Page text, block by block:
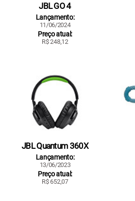
JBL GO 4
Lançamento:
11/06/2024
Preço atual:
R$ 248,12
JBL Quantum 360X
Lançamento:
13/06/2023
Preço atual:
R$ 652,07